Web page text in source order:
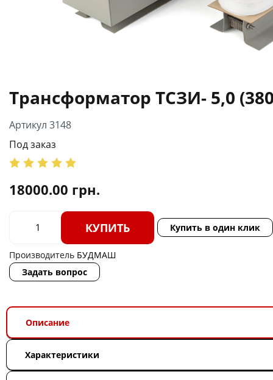
Трансформатор ТСЗИ- 5,0
Артикул 3148
Под заказ
18000.00 грн.
КУПИТЬ Купить в один клик
Производитель БУДМАШ
Задать вопрос
Описание
Характеристики